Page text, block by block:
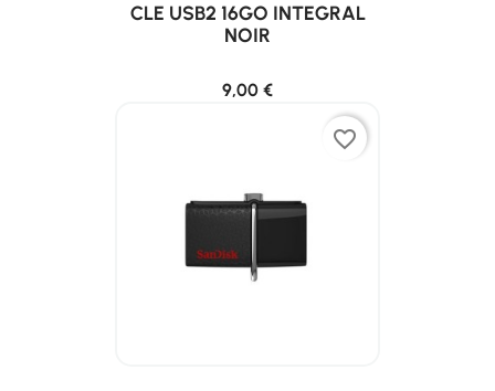
CLE USB2 16GO INTEGRAL
NOIR
9,00 €
favorite_border